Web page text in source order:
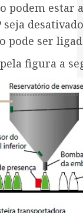
podem estar
seja
pode ser
figura a